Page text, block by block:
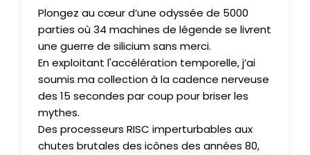
Plongez au cœur d’une odyssée de 5000
parties où 34 machines de légende se livrent
une guerre de silicium sans merci.
En exploitant l'accélération temporelle, j’ai
soumis ma collection à la cadence nerveuse
des 15 secondes par coup pour briser les
mythes.
Des processeurs RISC imperturbables aux
chutes brutales des icônes des années 80,